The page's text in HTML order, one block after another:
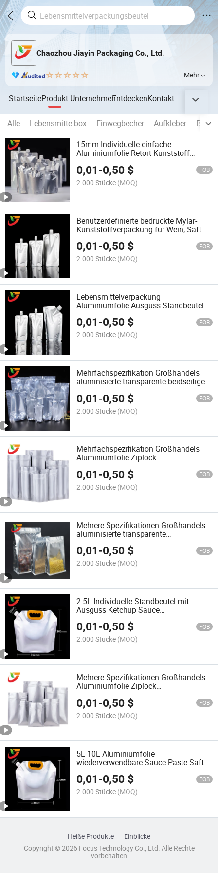
Chaozhou Jiayin Packaging Co., Ltd.
Mehr
StartseiteProdukt UnternehmenEntdeckenKontakt
Alle Lebensmittelbox Einwegbecher Aufkleber
15mm Individuelle einfache
Aluminiumfolie Retort Kunststoff
Flüssigkeitsgetränkepackung mit
Ausgussbeutel
0,01-0,50 $ FOB
2.000 Stücke (MOQ)
Benutzerdefinierte bedruckte Mylar-
Kunststoffverpackung für Wein, Saft
und Flüssigkeiten mit Auslaufbeutel für
Lebensmittel und Getränke,
Standbeutel mit Ausguss
0,01-0,50 $ FOB
2.000 Stücke (MOQ)
Lebensmittelverpackung
Aluminiumfolie Ausguss Standbeutel
Kunststoffverpackung Reis
Vorratsbehälter Doypack Mylar Tasche
0,01-0,50 $ FOB
2.000 Stücke (MOQ)
Mehrfachspezifikation Großhandels
aluminisierte transparente beidseitige
Reißverschluss
Lebensmittelverpackungstasche für
Kaffee Tee Nüsse Kekse
0,01-0,50 $ FOB
2.000 Stücke (MOQ)
Mehrfachspezifikation Großhandels
Aluminiumfolie Ziplock
Erdnussverpackung Recycelbare
Zipperbeutel
Lebensmittelverpackungsbeutel für
Kaffee Tee Nüsse Kekse Sack
0,01-0,50 $ FOB
2.000 Stücke (MOQ)
Mehrere Spezifikationen Großhandels-
aluminisierte transparente
quadratische Boden-Ziplock-
Verpackungsbeutel, recycelbare
Reißverschluss-
Lebensmittelverpackungsbeutel für
0,01-0,50 $ FOB
2.000 Stücke (MOQ)
2.5L Individuelle Standbeutel mit
Ausguss Ketchup Sauce
Aluminiumfolie Doypack Standbeutel
mit Eckausguss
0,01-0,50 $ FOB
2.000 Stücke (MOQ)
Mehrere Spezifikationen Großhandels-
Aluminiumfolie Ziplock
Reißverschluss
Lebensmittelverpackungsbeutel
0,01-0,50 $ FOB
2.000 Stücke (MOQ)
5L 10L Aluminiumfolie
wiederverwendbare Sauce Paste Saft
Kunststoffverpackungstasche mit Griff
0,01-0,50 $ FOB
2.000 Stücke (MOQ)
Heiße Produkte
Einblicke
Copyright © 2026 Focus Technology Co., Ltd. Alle Rechte
vorbehalten